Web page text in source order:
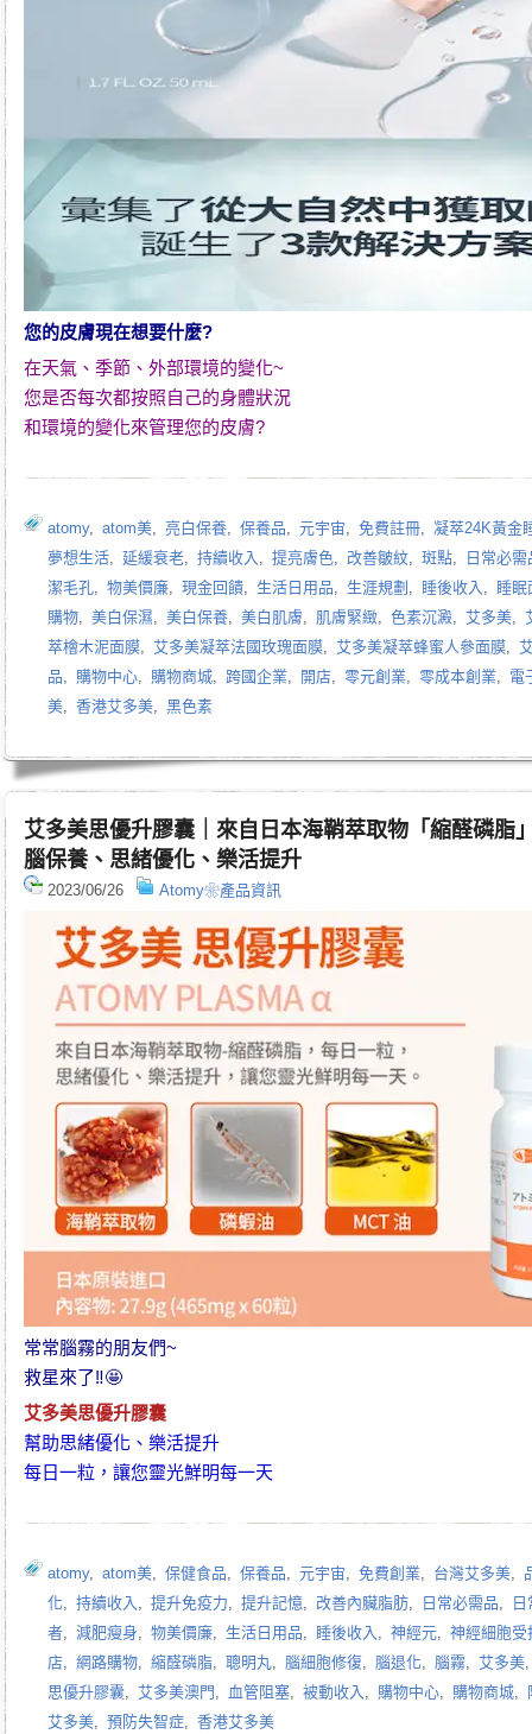
您的皮膚現在想要什麼?
在天氣、季節、外部環境的變化~
您是否每次都按照自己的身體狀況
和環境的變化來管理您的皮膚?
atomy, atom美, 亮白保養, 保養品, 元宇宙, 免費註冊, 凝萃24K黃金
夢想生活, 延緩衰老, 持續收入 , 提亮膚色, 改善皺紋, 斑點,
日常必需
潔毛孔, 物美價廉, 現金回饋, 生活日用品, 生涯規劃 , 睡後收入 , 睡眠
購物, 美白保濕, 美白保養, 美白肌膚, 肌膚緊緻, 色素沉澱, 艾多美,
萃檜木泥面膜, 艾多美凝萃法國玫瑰面膜, 艾多美凝萃蜂蜜人參面膜,
品, 購物中心, 購物商城, 跨國企業, 開店, 零元創業, 零成本創業, 電
美, 香港艾多美, 黑色素
艾多美思優升膠囊｜來自日本海鞘萃取物「縮醛磷脂
腦保養、思緒優化、樂活提升
2023/06/26 Atomy❀產品資訊
常常腦霧的朋友們~
救星來了‼️🤩
艾多美思優升膠囊
幫助思緒優化、樂活提升
每日一粒，讓您靈光鮮明每一天
atomy, atom美, 保健食品, 保養品, 元宇宙, 免費創業, 台灣艾多美,
化, 持續收入 , 提升免疫力, 提升記憶, 改善內臟脂肪, 日常必需品,
者, 減肥瘦身, 物美價廉, 生活日用品, 睡後收入 , 神經元, 神經細胞受
店, 網路購物, 縮醛磷脂, 聰明丸, 腦細胞修復, 腦退化, 腦霧, 艾多美
思優升膠囊, 艾多美澳門 , 血管阻塞, 被動收入 , 購物中心, 購物商城,
艾多美, 預防失智症, 香港艾多美